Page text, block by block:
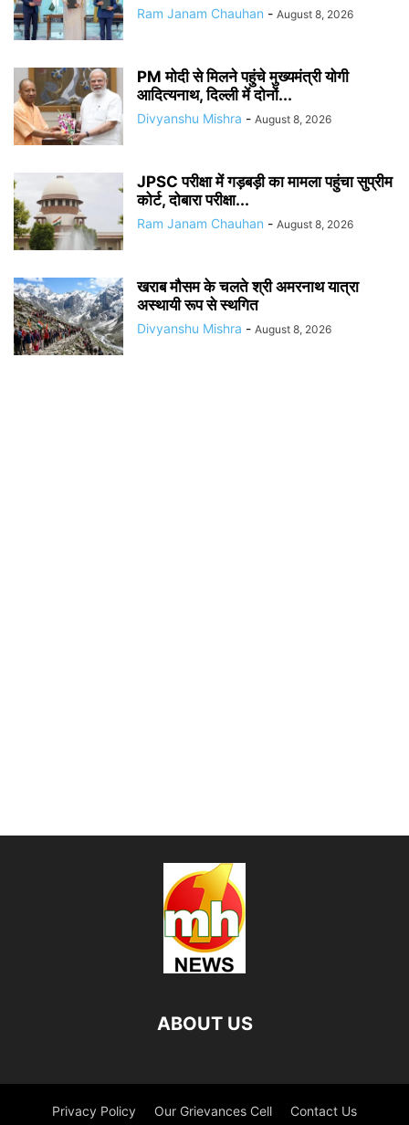
Ram Janam Chauhan - August 8, 2026
PM मोदी से मिलने पहुंचे मुख्यमंत्री योगी
आदित्यनाथ, दिल्ली में दोनों...
Divyanshu Mishra - August 8, 2026
JPSC परीक्षा में गड़बड़ी का मामला पहुंचा सुप्रीम
कोर्ट, दोबारा परीक्षा...
Ram Janam Chauhan - August 8, 2026
खराब मौसम के चलते श्री अमरनाथ यात्रा
अस्थायी रूप से स्थगित
Divyanshu Mishra - August 8, 2026
ABOUT US
Privacy Policy Our Grievances Cell Contact Us